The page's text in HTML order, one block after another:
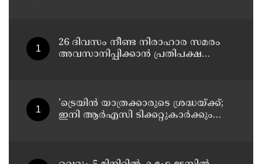
പരാതിയുമായിബന്ധുക്കൾ
26 ദിവസം നീണ്ട നിരാഹാര സമരം
അവസാനിപ്പിക്കാൻ പ്രതിപക്ഷ
'ട്രെയിൻ യാത്രക്കാരുടെ ശ്രദ്ധയ്ക്ക്‌;
ഇനി ആർഎസി ടിക്കറ്റുകാർക്കും